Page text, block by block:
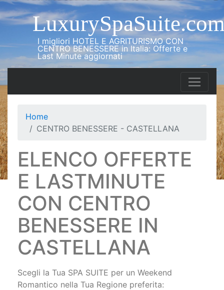
I migliori HOTEL E AGRITURISMO CON
CENTRO BENESSERE in Italia: Offerte e
Last Minute aggiornati
Home
CENTRO BENESSERE - CASTELLANA
ELENCO OFFERTE
E LASTMINUTE
CON CENTRO
BENESSERE IN
CASTELLANA
Scegli la Tua SPA SUITE per un Weekend
Romantico nella Tua Regione preferita: